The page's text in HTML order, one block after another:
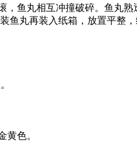
鱼丸相互冲撞破碎。鱼丸熟
丸再装入纸箱，放置平整
黄色。